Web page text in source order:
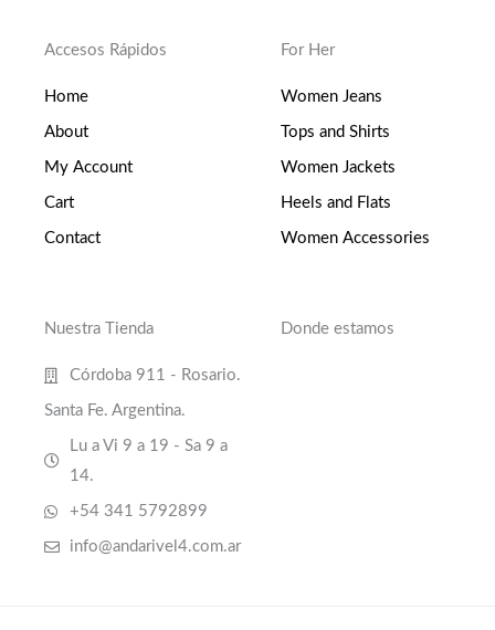
Accesos Rápidos
Home
About
My Account
Cart
Contact
For Her
Women Jeans
Tops and Shirts
Women Jackets
Heels and Flats
Women Accessories
Nuestra Tienda
Córdoba 911 - Rosario.
Santa Fe. Argentina.
Lu a Vi 9 a 19 - Sa 9 a
14.
+54 341 5792899
info@andarivel4.com.ar
Donde estamos